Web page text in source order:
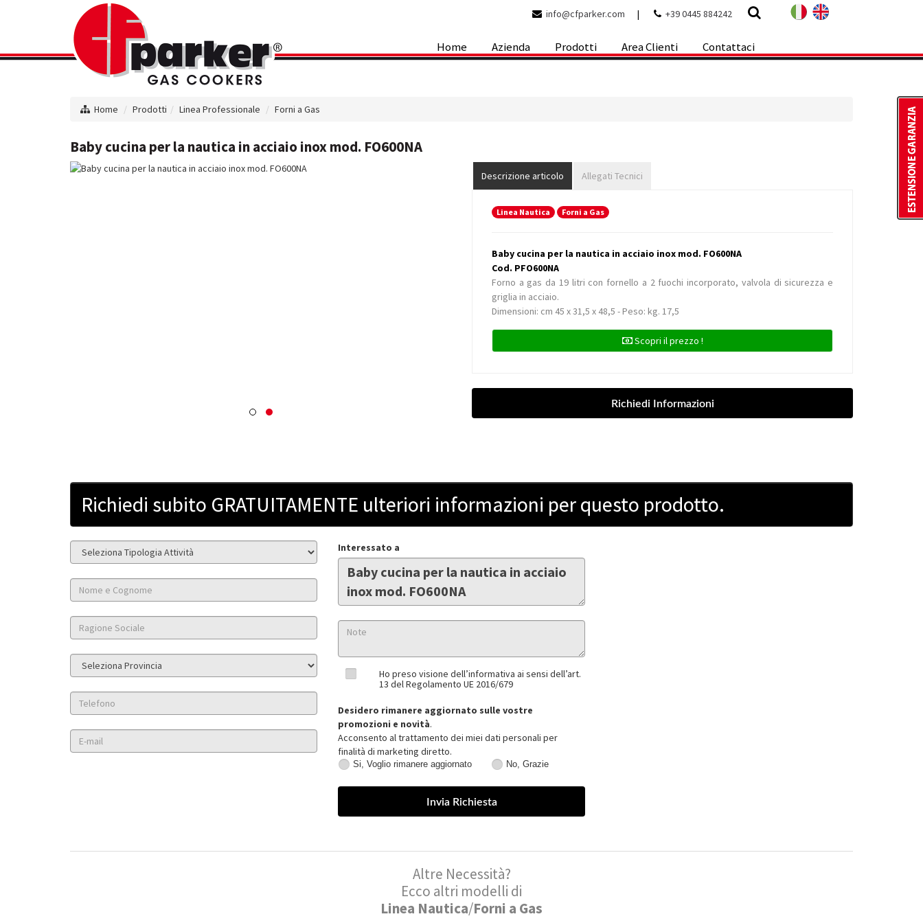
info@cfparker.com | +39 0445 884242
Home Azienda Prodotti Area Clienti Contattaci
Home Prodotti Linea Professionale Forni a Gas
Baby cucina per la nautica in acciaio inox mod. FO600NA
Descrizione articolo Allegati Tecnici
Linea Nautica Forni a Gas
Baby cucina per la nautica in acciaio inox mod. FO600NA
Cod. PFO600NA
Forno a gas da 19 litri con fornello a 2 fuochi incorporato, valvola di sicurezza e
griglia in acciaio.
Dimensioni: cm 45 x 31,5 x 48,5 - Peso: kg. 17,5
Scopri il prezzo !
Richiedi subito GRATUITAMENTE ulteriori informazioni per questo prodotto.
Interessato a
Ho preso visione dell’informativa ai sensi dell’art.
13 del Regolamento UE 2016/679
Desidero rimanere aggiornato sulle vostre
promozioni e novità.
Acconsento al trattamento dei miei dati personali per
finalità di marketing diretto.
Voglio
Si, Voglio rimanere aggiornato
Grazie
No, Grazie
Altre Necessità?
Ecco altri modelli di
Linea Nautica/Forni a Gas